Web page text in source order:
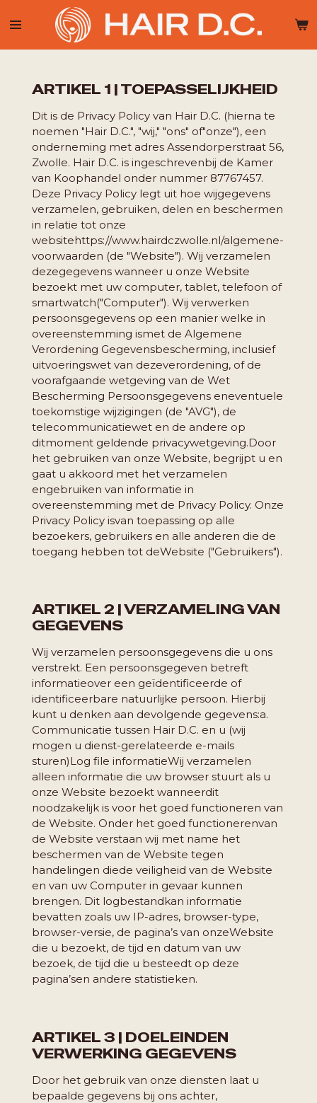
direct
ARTIKEL 1 | TOEPASSELIJKHEID
Dit is de Privacy Policy van Hair D.C. (hierna te
noemen "Hair D.C.", "wij," "ons" of"onze"), een
onderneming met adres Assendorperstraat 56,
Zwolle. Hair D.C. is ingeschrevenbij de Kamer
van Koophandel onder nummer 87767457.
Deze Privacy Policy legt uit hoe wijgegevens
verzamelen, gebruiken, delen en beschermen
in relatie tot onze
websitehttps://www.hairdczwolle.nl/algemene-
voorwaarden (de "Website"). Wij verzamelen
dezegegevens wanneer u onze Website
bezoekt met uw computer, tablet, telefoon of
smartwatch("Computer"). Wij verwerken
persoonsgegevens op een manier welke in
overeenstemming ismet de Algemene
Verordening Gegevensbescherming, inclusief
uitvoeringswet van dezeverordening, of de
voorafgaande wetgeving van de Wet
Bescherming Persoonsgegevens eneventuele
toekomstige wijzigingen (de "AVG"), de
telecommunicatiewet en de andere op
ditmoment geldende privacywetgeving.Door
het gebruiken van onze Website, begrijpt u en
gaat u akkoord met het verzamelen
engebruiken van informatie in
overeenstemming met de Privacy Policy. Onze
Privacy Policy isvan toepassing op alle
bezoekers, gebruikers en alle anderen die de
toegang hebben tot deWebsite ("Gebruikers").
ARTIKEL 2 | VERZAMELING VAN
GEGEVENS
Wij verzamelen persoonsgegevens die u ons
verstrekt. Een persoonsgegeven betreft
informatieover een geïdentificeerde of
identificeerbare natuurlijke persoon. Hierbij
kunt u denken aan devolgende gegevens:a.
Communicatie tussen Hair D.C. en u (wij
mogen u dienst-gerelateerde e-mails
sturen)Log file informatieWij verzamelen
alleen informatie die uw browser stuurt als u
onze Website bezoekt wanneerdit
noodzakelijk is voor het goed functioneren van
de Website. Onder het goed functionerenvan
de Website verstaan wij met name het
beschermen van de Website tegen
handelingen diede veiligheid van de Website
en van uw Computer in gevaar kunnen
brengen. Dit logbestandkan informatie
bevatten zoals uw IP-adres, browser-type,
browser-versie, de pagina’s van onzeWebsite
die u bezoekt, de tijd en datum van uw
bezoek, de tijd die u besteedt op deze
pagina’sen andere statistieken.
ARTIKEL 3 | DOELEINDEN
VERWERKING GEGEVENS
Door het gebruik van onze diensten laat u
bepaalde gegevens bij ons achter,